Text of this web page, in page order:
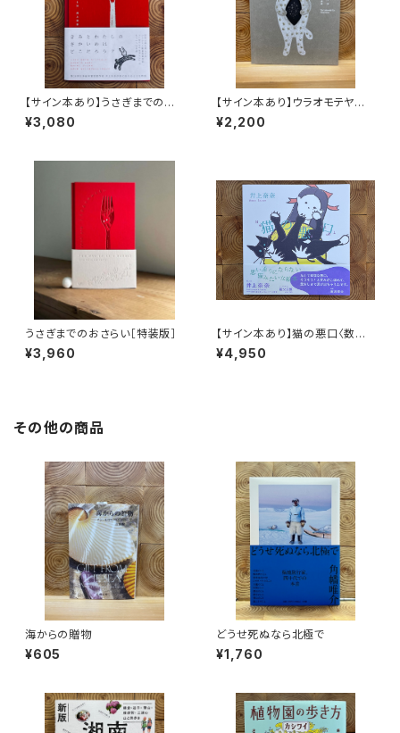
【サイン本あり】うさぎまでのお
さらい［通常版］
¥3,080
【サイン本あり】ウラオモテヤマ
ネコ
¥2,200
うさぎまでのおさらい［特装版］
¥3,960
【サイン本あり】猫の悪口〈数量
限定・オリジナルトート付き〉
¥4,950
その他の商品
海からの贈物
¥605
どうせ死ぬなら北極で
¥1,760